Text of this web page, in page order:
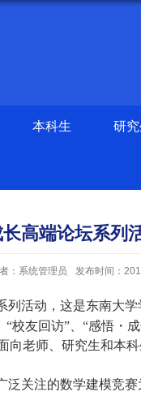
本科生 研
高端论坛系列
：系统管理员 发布时间：
列活动，这是东南大
校友回访”、“感悟 ・
向老师、研究生和本
关注的数学建模竞